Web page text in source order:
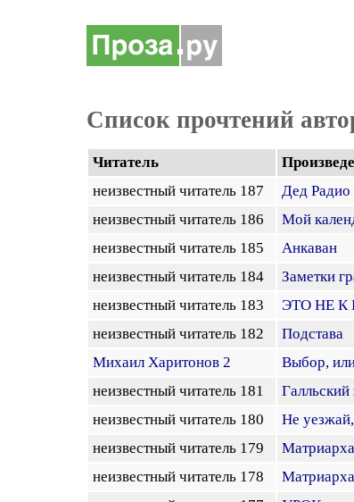
Список прочтений
Читатель
неизвестный читатель 187
Дед Радио
неизвестный читатель 186
Мой
неизвестный читатель 185
Анкаван
неизвестный читатель 184
Заметки
неизвестный читатель 183
ЭТО НЕ
неизвестный читатель 182
Подстава
Михаил Харитонов 2
Выбор,
неизвестный читатель 181
Галльский
неизвестный читатель 180
Не
неизвестный читатель 179
неизвестный читатель 178